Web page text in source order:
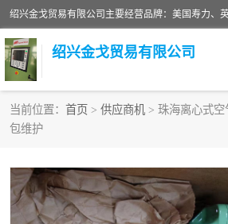
绍兴金戈贸易有限公司
当前位置： 首页 > 供应商机 > 珠海离心式
包维护
二手空压机
超级冷却剂 英格
中车鼓风机 闽台